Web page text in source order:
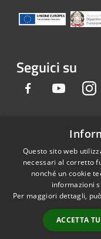
Seguici su
Facebook Youtube
Accessibilità
Privacy
Mappa del sito
Dichiarazione e
Questo sito web
necessari al corretto
nonché un cookie
informazioni
Per maggiori dettagli,
ACCETTA